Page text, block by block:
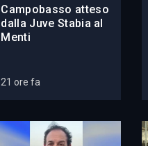
Campobasso atteso
dalla Juve Stabia al
Menti
21 ore fa